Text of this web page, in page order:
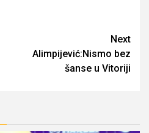
Next
Alimpijević:Nismo bez
šanse u Vitoriji